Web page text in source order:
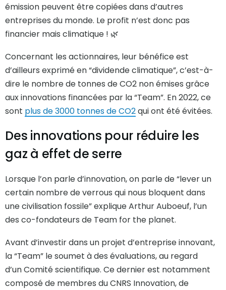
émission peuvent être copiées dans d’autres
entreprises du monde. Le profit n’est donc pas
financier mais climatique ! 🌿
Concernant les actionnaires, leur bénéfice est
d’ailleurs exprimé en “dividende climatique”, c’est-à-
dire le nombre de tonnes de CO2 non émises grâce
aux innovations financées par la “Team”. En 2022, ce
sont plus de 3000 tonnes de CO2qui ont été évitées.
Des innovations pour réduire les
gaz à effet de serre
Lorsque l’on parle d’innovation, on parle de “lever un
certain nombre de verrous qui nous bloquent dans
une civilisation fossile” explique Arthur Auboeuf, l’un
des co-fondateurs de Team for the planet.
Avant d’investir dans un projet d’entreprise innovant,
la “Team” le soumet à des évaluations, au regard
d’un Comité scientifique. Ce dernier est notamment
composé de membres du CNRS Innovation, de